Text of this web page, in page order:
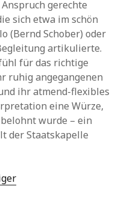
gerechte
sich etwa im schön
(Bernd Schober) oder
artikulierte.
für das richtige
ruhig angegangenen
ihr atmend-flexibles
eine Würze,
wurde – ein
der Staatskapelle